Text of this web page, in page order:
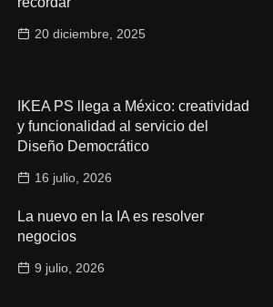
20 diciembre, 2025
IKEA PS llega a México: creatividad
y funcionalidad al servicio del
Diseño Democrático
16 julio, 2026
La nuevo en la IA es resolver
negocios
9 julio, 2026